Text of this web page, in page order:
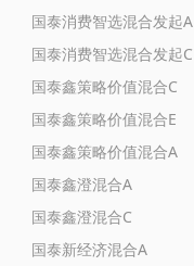
国泰消费智选混合发起A
国泰消费智选混合发起C
国泰鑫策略价值混合C
国泰鑫策略价值混合E
国泰鑫策略价值混合A
国泰鑫澄混合A
国泰鑫澄混合C
国泰新经济混合A